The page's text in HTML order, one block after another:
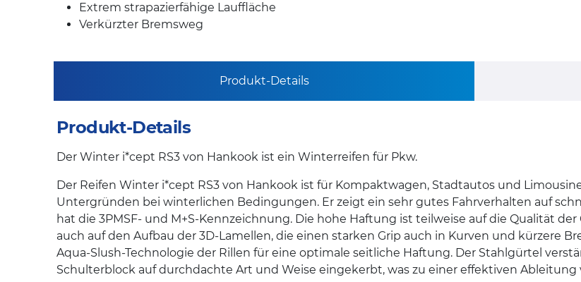
Extrem strapazierfähige Lauffläche
Verkürzter Bremsweg
Produkt-Details
Produkt-Details
Der Winter i*cept RS3 von Hankook ist ein Winterreifen für Pkw.
Der Reifen Winter i*cept RS3 von Hankook ist für Kompaktwagen, Stadtautos und
Untergründen bei winterlichen Bedingungen. Er zeigt ein sehr gutes Fahrverhalten auf
hat die 3PMSF- und M+S-Kennzeichnung. Die hohe Haftung ist teilweise auf die Qualität
auch auf den Aufbau der 3D-Lamellen, die einen starken Grip auch in Kurven und kürzere
Aqua-Slush-Technologie der Rillen für eine optimale seitliche Haftung. Der Stahlgürtel
Schulterblock auf durchdachte Art und Weise eingekerbt, was zu einer effektiven Ableitung